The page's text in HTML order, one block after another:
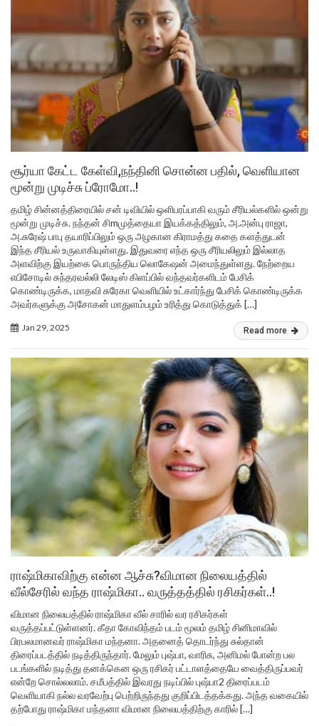
சூர்யா கேட்ட கேள்வி,நந்தினி சொன்ன பதில், வெளியான
மூன்று முடிச்சு ப்ரோமோ..!
தமிழ் சின்னத்திரையில் சன் டிவியில் ஒளிபரப்பாகி வரும் சீரியல்களில் ஒன்று
மூன்று முடிச்சு. நந்தன் சிmமுத்தையா இயக்கத்திலும், அ.அன்பு ராஜா,
அ.சுரேஷ் பாபு தயாரிப்பிலும் ஒரு அழகான கிராமத்து கதை களத்துடன்
இந்த சீரியல் உருவாகியுள்ளது. இதுவரை எந்த ஒரு சீரியலிலும் இல்லாத
அளவிற்கு இயற்கை பொருந்திய லொகேஷன் அமைந்துள்ளது. நேற்றைய
எபிசோடில் சுந்தரவல்லி லேடிஸ் கிளப்பில் வந்தவர்களிடம் பேசிக்
கொண்டிருக்க, மாதவி சுரேகா வெளியில் உட்கார்ந்து பேசிக் கொண்டிருக்க
அவர்களுக்கு அசோகன் மாதுளம்பழம் உரித்து கொடுத்துக் […]
Jan 29, 2025 Read more
ராஷ்மிகாவிற்கு என்ன ஆச்சு?விமான நிலையத்தில்
வீல்சேரில் வந்த ராஷ்மிகா.. வருத்தத்தில் ரசிகர்கள்..!
விமான நிலையத்தில் ராஷ்மிகா வீல் சாரில் வர ரசிகர்கள்
வருத்தப்பட்டுள்ளனர். கீதா கோவிந்தம் படம் மூலம் தமிழ் சினிமாவில்
பிரபலமானவர் ராஷ்மிகா மந்தனா. அதனைத் தொடர்ந்து சுல்தான்
திரைப்படத்தில் நடித்திருந்தார். மேலும் புஷ்பா, வாரிசு, அனிமல் போன்ற பல
படங்களில் நடித்து தனக்கென ஒரு ரசிகர் பட்டாளத்தையே வைத்திருப்பவர்
என்றே சொல்லலாம். சமீபத்தில் இவரது நடிப்பில் புஷ்பா2 திரைப்படம்
வெளியாகி நல்ல வரவேற்பு பெற்றிருந்தது குறிப்பிடத்தக்கது. அந்த வகையில்
தற்போது ராஷ்மிகா மந்தனா விமான நிலையத்திற்கு காரில் […]